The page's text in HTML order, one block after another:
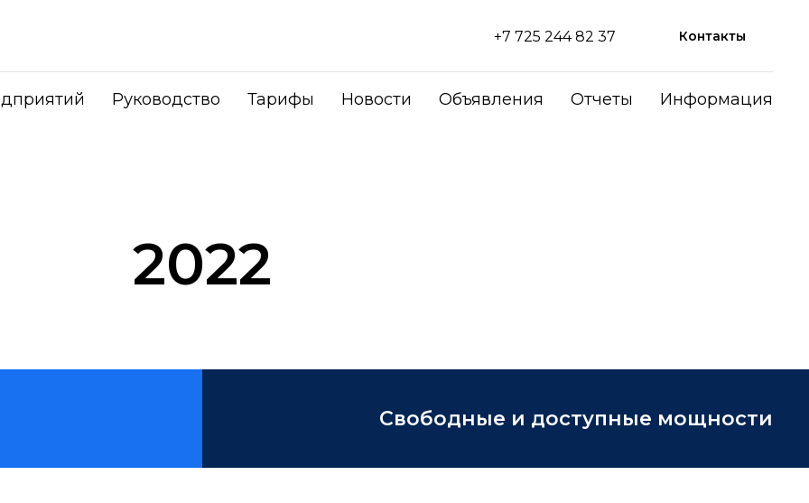
+7 725 244 82 37 Контакты
Руководство Тарифы Новости Объявления Отчеты Информация
2022
Свободные и доступные мощности